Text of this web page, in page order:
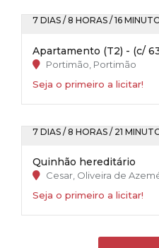
7 DIAS / 8 HORAS / 16
Apartamento (T2) - (c/
Portimão, Portimão
Seja o primeiro a licitar!
7 DIAS / 8 HORAS / 21
Quinhão hereditário
Cesar, Oliveira de
Seja o primeiro a licitar!